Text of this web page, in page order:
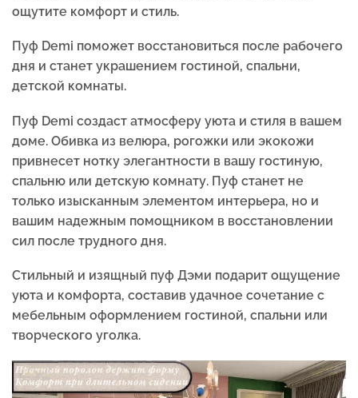
ощутите комфорт и стиль.
Пуф Demi поможет восстановиться после рабочего
дня и станет украшением гостиной, спальни,
детской комнаты.
Пуф Demi создаст атмосферу уюта и стиля в вашем
доме. Обивка из велюра, рогожки или экокожи
привнесет нотку элегантности в вашу гостиную,
спальню или детскую комнату. Пуф станет не
только изысканным элементом интерьера, но и
вашим надежным помощником в восстановлении
сил после трудного дня.
Стильный и изящный пуф Дэми подарит ощущение
уюта и комфорта, составив удачное сочетание с
мебельным оформлением гостиной, спальни или
творческого уголка.